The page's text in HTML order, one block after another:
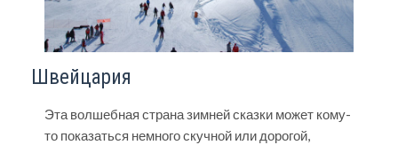
Швейцария
Эта волшебная страна зимней сказки может кому-
то показаться немного скучной или дорогой,